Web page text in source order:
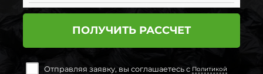
ПОЛУЧИТЬ РАССЧЕТ
Отправляя заявку, вы соглашаетесь с Политикой